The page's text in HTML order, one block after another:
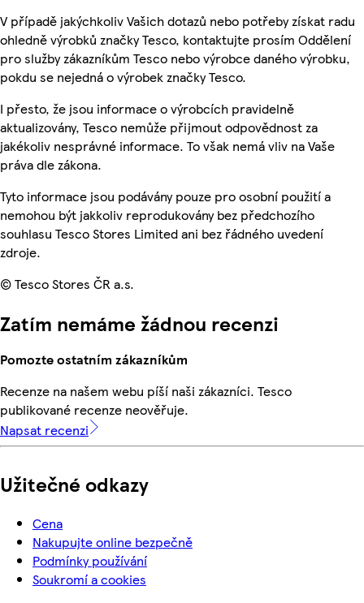
V případě jakýchkoliv Vašich dotazů nebo potřeby získat radu
ohledně výrobků značky Tesco, kontaktujte prosím Oddělení
pro služby zákazníkům Tesco nebo výrobce daného výrobku,
pokdu se nejedná o výrobek značky Tesco.
I přesto, že jsou informace o výrobcích pravidelně
aktualizovány, Tesco nemůže přijmout odpovědnost za
jakékoliv nesprávné informace. To však nemá vliv na Vaše
práva dle zákona.
Tyto informace jsou podávány pouze pro osobní použití a
nemohou být jakkoliv reprodukovány bez předchozího
souhlasu Tesco Stores Limited ani bez řádného uvedení
zdroje.
© Tesco Stores ČR a.s.
Zatím nemáme žádnou recenzi
Pomozte ostatním zákazníkům
Recenze na našem webu píší naši zákazníci. Tesco
publikované recenze neověřuje.
Napsat recenzi
Užitečné odkazy
Cena
Nakupujte online bezpečně
Podmínky používání
Soukromí a cookies